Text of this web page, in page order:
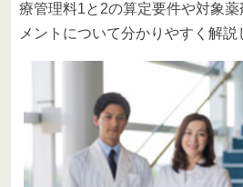
療管理料1と2の算定要件や対象
メントについて分かりやすく解説